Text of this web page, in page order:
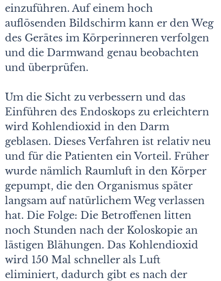
einzuführen. Auf einem hoch
auflösenden Bildschirm kann er den Weg
des Gerätes im Körperinneren verfolgen
und die Darmwand genau beobachten
und überprüfen.
Um die Sicht zu verbessern und das
Einführen des Endoskops zu erleichtern
wird Kohlendioxid in den Darm
geblasen. Dieses Verfahren ist relativ neu
und für die Patienten ein Vorteil. Früher
wurde nämlich Raumluft in den Körper
gepumpt, die den Organismus später
langsam auf natürlichem Weg verlassen
hat. Die Folge: Die Betroffenen litten
noch Stunden nach der Koloskopie an
lästigen Blähungen. Das Kohlendioxid
wird 150 Mal schneller als Luft
eliminiert, dadurch gibt es nach der